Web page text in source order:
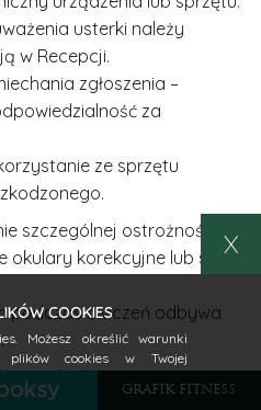
GRAFIK FITNESS
usterki należy
w Recepcji.
zgłoszenia –
za
ze sprzętu
szczególnej ostrożności
okulary korekcyjne lub szkła
podczas ćwiczeń odbywa
za:
niezgodnie z jego
X
COOKIES
Możesz określić warunki
plików cookies w Twojej